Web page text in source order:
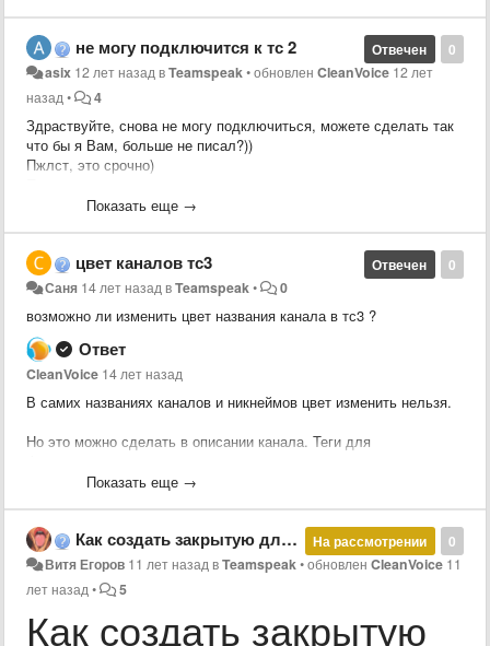
0
Отвечен
не могу подключится к тс 2
asix 12 лет назадвTeamspeak•обновленCleanVoice 12 лет
назад• 4
Здраствуйте, снова не могу подключиться, можете сделать так
что бы я Вам, больше не писал?))
Пжлст, это срочно)
айпи 93.175.232.33
Показать еще →
0
Отвечен
цвет каналов тс3
Саня 14 лет назадвTeamspeak• 0
возможно ли изменить цвет названия канала в тс3 ?
Ответ
CleanVoice 14 лет назад
В самих названиях каналов и никнеймов цвет изменить нельзя.
Но это можно сделать в описании канала. Теги для
Показать еще →
0
На рассмотрении
Как создать закрытую для всех комнату?
Витя Егоров 11 лет назадвTeamspeak•обновленCleanVoice 11
лет назад• 5
Как создать закрытую